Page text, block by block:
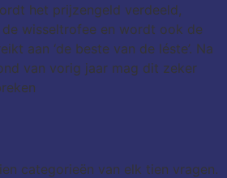
het prijzengeld verdeeld,
wisseltrofee en wordt ook de
aan ‘de beste van de léste’. Na
van vorig jaar mag dit zeker
categorieën van elk tien vragen.